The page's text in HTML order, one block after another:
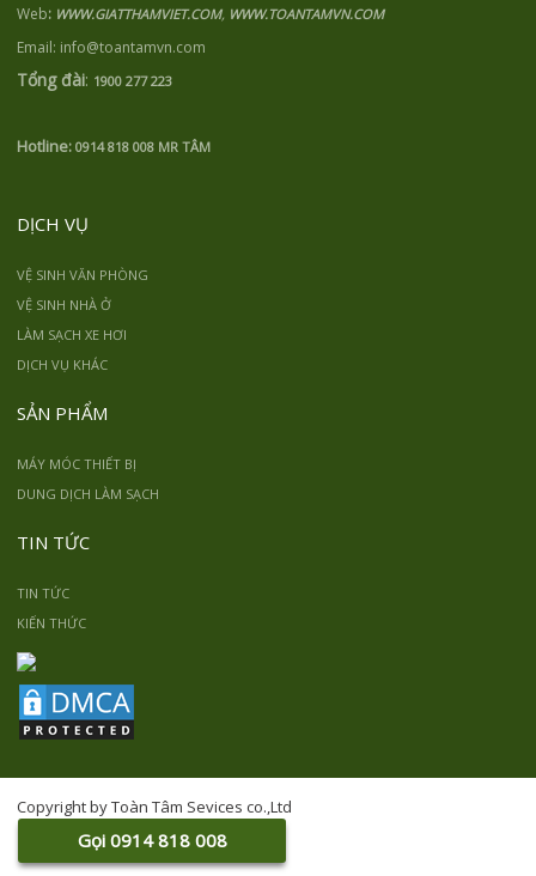
Web: WWW.GIATTHAMVIET.COM, WWW.TOANTAMVN.COM
Email: info@toantamvn.com
Tổng đài: 1900 277 223
Hotline: 0914 818 008 MR TÂM
DỊCH VỤ
VỆ SINH VĂN PHÒNG
VỆ SINH NHÀ Ở
LÀM SẠCH XE HƠI
DỊCH VỤ KHÁC
SẢN PHẨM
MÁY MÓC THIẾT BỊ
DUNG DỊCH LÀM SẠCH
TIN TỨC
TIN TỨC
KIẾN THỨC
Copyright by Toàn Tâm Sevices co.,Ltd
Gọi 0914 818 008